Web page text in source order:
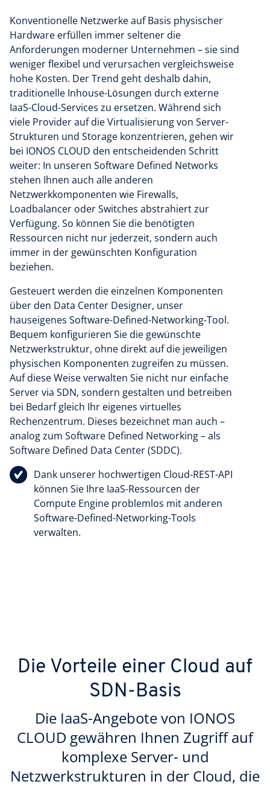
Konventionelle Netzwerke auf Basis physischer
Hardware erfüllen immer seltener die
Anforderungen moderner Unternehmen – sie sind
weniger flexibel und verursachen vergleichsweise
hohe Kosten. Der Trend geht deshalb dahin,
traditionelle Inhouse-Lösungen durch externe
IaaS-Cloud-Services zu ersetzen. Während sich
viele Provider auf die Virtualisierung von Server-
Strukturen und Storage konzentrieren, gehen wir
bei IONOS CLOUD den entscheidenden Schritt
weiter: In unseren Software Defined Networks
stehen Ihnen auch alle anderen
Netzwerkkomponenten wie Firewalls,
Loadbalancer oder Switches abstrahiert zur
Verfügung. So können Sie die benötigten
Ressourcen nicht nur jederzeit, sondern auch
immer in der gewünschten Konfiguration
beziehen.
Gesteuert werden die einzelnen Komponenten
über den Data Center Designer, unser
hauseigenes Software-Defined-Networking-Tool.
Bequem konfigurieren Sie die gewünschte
Netzwerkstruktur, ohne direkt auf die jeweiligen
physischen Komponenten zugreifen zu müssen.
Auf diese Weise verwalten Sie nicht nur einfache
Server via SDN, sondern gestalten und betreiben
bei Bedarf gleich Ihr eigenes virtuelles
Rechenzentrum. Dieses bezeichnet man auch –
analog zum Software Defined Networking – als
Software Defined Data Center (SDDC).
Dank unserer hochwertigen Cloud-REST-API
können Sie Ihre IaaS-Ressourcen der
Compute Engine problemlos mit anderen
Software-Defined-Networking-Tools
verwalten.
Die Vorteile einer Cloud auf
SDN-Basis
Die IaaS-Angebote von IONOS
CLOUD gewähren Ihnen Zugriff auf
komplexe Server- und
Netzwerkstrukturen in der Cloud, die